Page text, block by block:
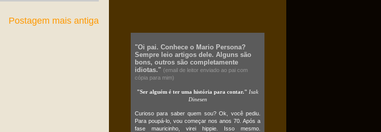
Postagem mais antiga
"Oi pai. Conhece o Mario Persona?
Sempre leio artigos dele. Alguns são
bons, outros são completamente
idiotas." (email de leitor enviado ao pai com
cópia para mim)
"Ser alguém é ter uma história para contar." Isak
Dinesen
Curioso para saber quem sou? Ok, você pediu.
Para poupá-lo, vou começar nos anos 70. Após a
fase mauricinho, virei hippie. Isso mesmo.